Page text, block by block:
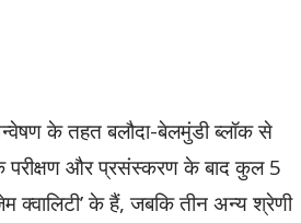
के तहत बलौदा-बेलमुंडी ब्लॉक से
और प्रसंस्करण के बाद कुल 5
क्वालिटी’ के हैं, जबकि तीन अन्य श्रेणी